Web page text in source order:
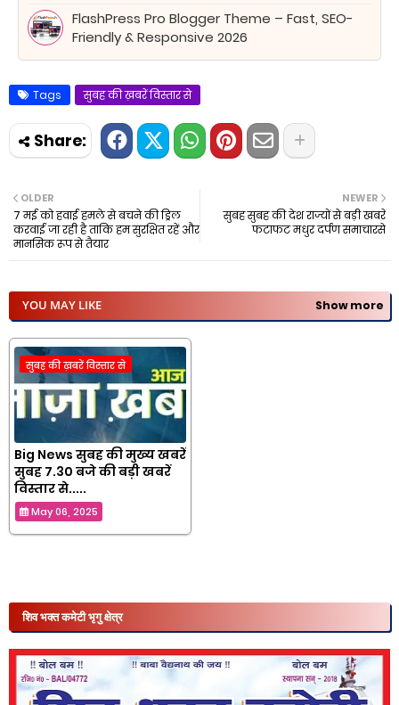
FlashPress Pro Blogger Theme – Fast, SEO-
Friendly & Responsive 2026
Tags सुबह की ख़बरें विस्तार से
NEWER
सुबह सुबह की देश राज्यों से बड़ी खबरें
फटाफट मधुर दर्पण समाचारसे
OLDER
7 मई को हवाई हमले से बचने की ड्रिल
करवाई जा रही है ताकि हम सुरक्षित रहें और
मानसिक रूप से तैयार
YOU MAY LIKE Show more
सुबह की ख़बरें विस्तार से
Big News सुबह की मुख्य खबरें
सुबह 7.30 बजे की बड़ी खबरें
विस्तार से.....
May 06, 2025
शिव भक्त कमेटी भृगु क्षेत्र